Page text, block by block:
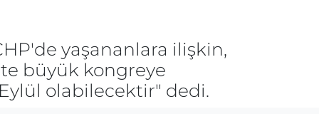
yaşananlara ilişkin,
büyük kongreye
olabilecektir" dedi.